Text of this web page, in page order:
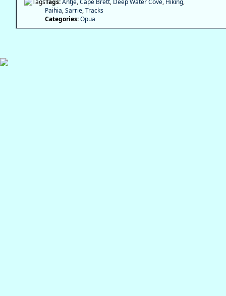
Tags:Antje,Cape Brett, Deep Water Cove, Hiking,
Paihia,Sarrie,Tracks
Categories:Opua